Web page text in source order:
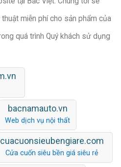
miễn phí cho sản phẩm của
quá trình Quý khách sử dụng
bacnamauto.vn
Web dịch vụ nội thất
cuacuonsieubengiare.com
Cửa cuốn siêu bền giá siêu rẻ